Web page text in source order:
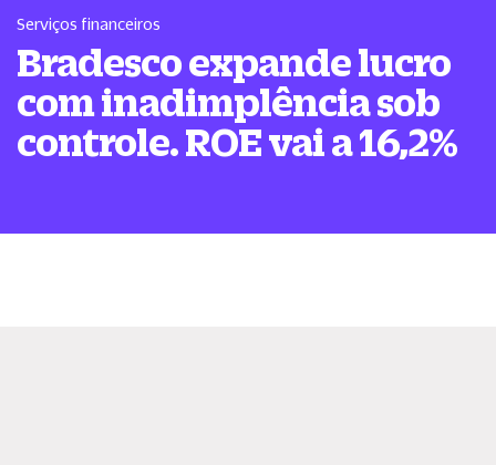
Serviços financeiros
Bradesco expande lucro
com inadimplência sob
controle. ROE vai a 16,2%